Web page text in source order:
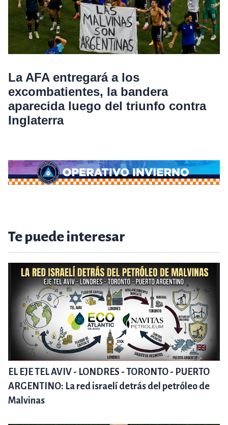
La AFA entregará a los
excombatientes, la bandera
aparecida luego del triunfo contra
Inglaterra
Te puede interesar
EL EJE TEL AVIV - LONDRES - TORONTO - PUERTO
ARGENTINO: La red israelí detrás del petróleo de
Malvinas